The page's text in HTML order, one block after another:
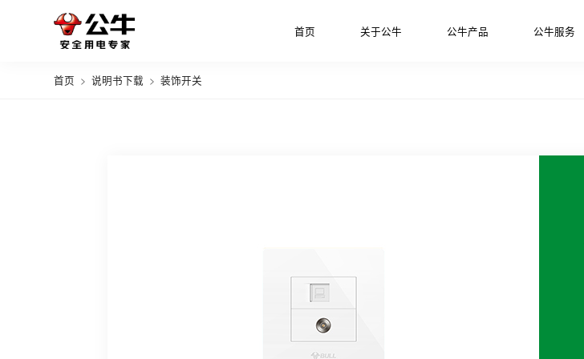
首页 关于公牛 公牛产品 公牛服务
首页 > 说明书下载 > 装饰开关